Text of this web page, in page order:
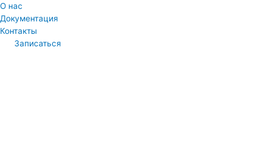
О нас
Документация
Контакты
Записаться